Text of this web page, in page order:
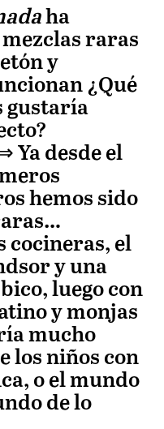
ha
raras
y
¿Qué
gustaría
Ya desde el
hemos sido
cocineras, el
y una
luego con
y monjas
mucho
los niños con
o el mundo
de lo